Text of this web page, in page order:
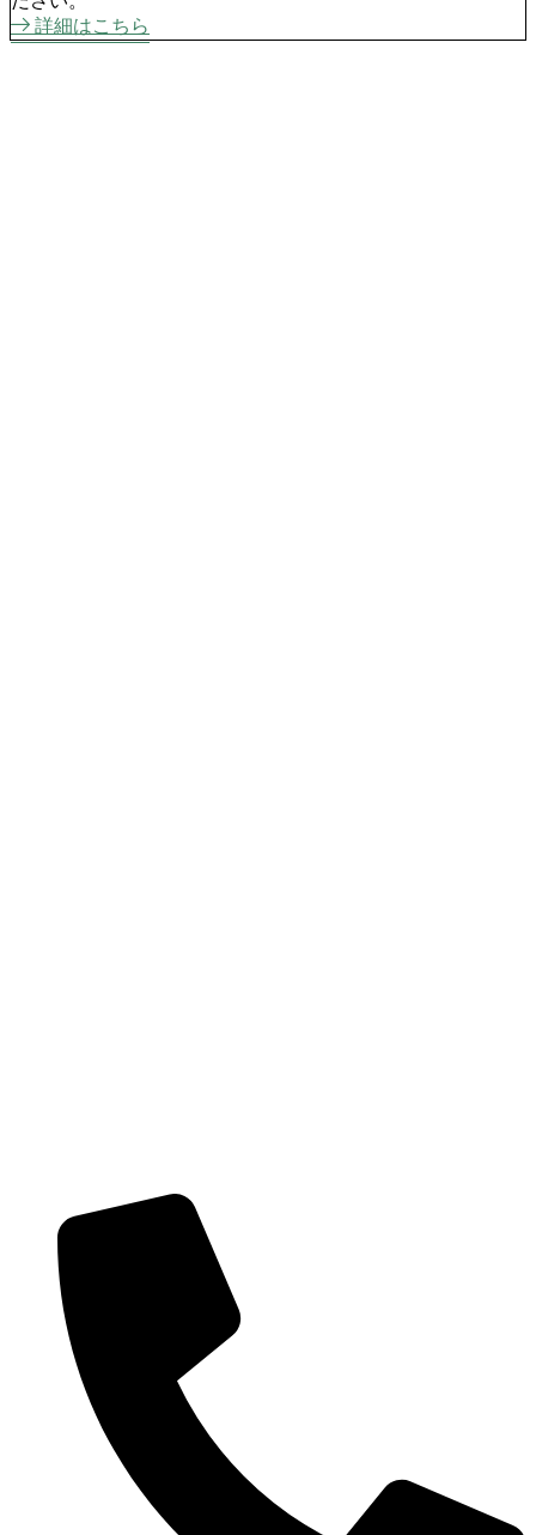
詳細はこちら